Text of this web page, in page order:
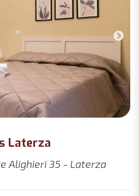
Laterza
Alighieri 35 - Laterza